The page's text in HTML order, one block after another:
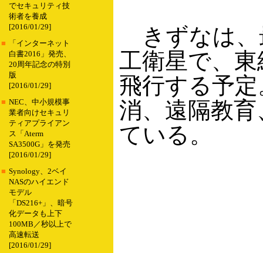
でセキュリティ技
術者を養成
[2016/01/29]
■
「インターネット
白書2016」発売、
20周年記念の特別
版
[2016/01/29]
■ NEC、中小規模事
業者向けセキュリ
ティアプライアン
ス「Aterm
SA3500G」を発売
[2016/01/29]
■ Synology、2ベイ
NASのハイエンド
モデル
「DS216+」、暗号
化データも上下
100MB／秒以上で
高速転送
[2016/01/29]
きずなは、
工衛星で、東
飛行する予
消、遠隔教
ている。